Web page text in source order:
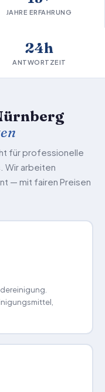
JAHRE ERFAHRUNG
24h
ANTWORTZEIT
für professionelle
Wir arbeiten
— mit fairen Preisen